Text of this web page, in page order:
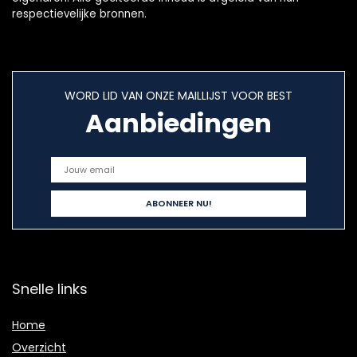
respectievelijke bronnen.
WORD LID VAN ONZE MAILLIJST VOOR BEST
Aanbiedingen
Snelle links
Home
Overzicht